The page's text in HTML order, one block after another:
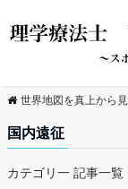
世界地図を真上から
国内遠征
カテゴリ一 記事一覧